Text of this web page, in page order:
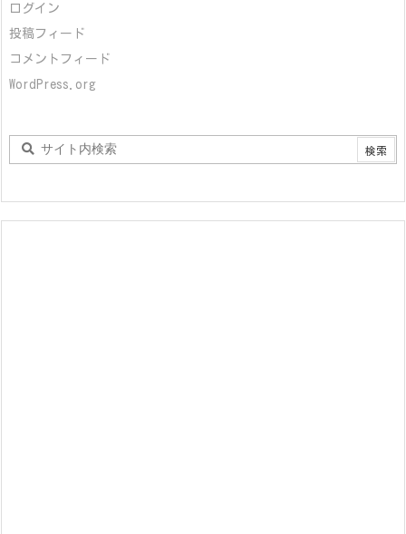
ログイン
投稿フィード
コメントフィード
WordPress.org